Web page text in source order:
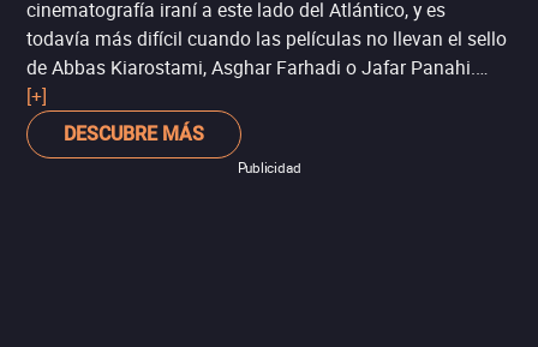
cinematografía iraní a este lado del Atlántico, y es
todavía más difícil cuando las películas no llevan el sello
de Abbas Kiarostami, Asghar Farhadi o Jafar Panahi.
‘Ashkan, el anillo encantado y otras historias’ es el primer
largometraje de Shahram Mokri, un joven cineasta de
Irán que resulta más conocido por la película ‘Fish & Cat’.
[+]
DESCUBRE MÁS
Publicidad